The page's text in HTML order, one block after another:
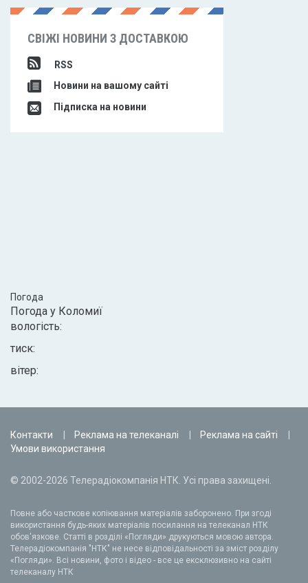
СВІЖІ НОВИНИ З ДОСТАВКОЮ
RSS
Новини на вашому сайті
Підписка на новини
Погода
Погода у Коломиї
вологість:
тиск:
вітер:
Контакти Реклама на телеканалі
Реклама на сайті
Умови використання
© 2002-2026 Телерадіокомпанія НТК. Усі права захищені.
Повне або часткове копіювання матеріалів заборонено. При згоді
використання будь-яких матеріалів посилання на телеканал НТК
обов'язкове. Статті в розділі «Погляди» друкуються мовою автора.
Телерадіокомпанія "НТК" не несе відповідальності за зміст розділу
«Погляди». Всі новини, фото і відео - все це ексклюзивно на сайті
телеканалу НТК